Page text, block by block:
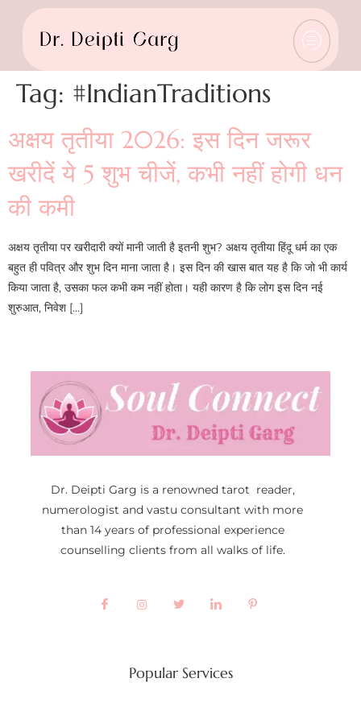
Tag: #IndianTraditions
अक्षय तृतीया 2026: इस दिन जरूर
खरीदें ये 5 शुभ चीजें, कभी नहीं होगी धन
की कमी
अक्षय तृतीया पर खरीदारी क्यों मानी जाती है इतनी शुभ? अक्षय तृतीया हिंदू धर्म का एक
बहुत ही पवित्र और शुभ दिन माना जाता है। इस दिन की खास बात यह है कि जो भी कार्य
किया जाता है, उसका फल कभी कम नहीं होता। यही कारण है कि लोग इस दिन नई
शुरुआत, निवेश […]
Dr. Deipti Garg is a renowned tarot reader,
numerologist and vastu consultant with more
than 14 years of professional experience
counselling clients from all walks of life.
Popular Services